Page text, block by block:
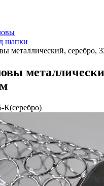
шапки
металлический, серебро,
К(серебро)